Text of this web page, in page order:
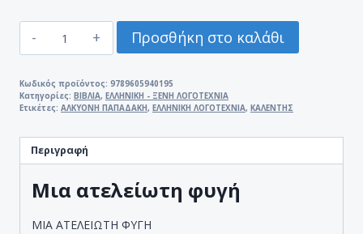
ΑΤΕΛΕΙΩΤΗ
ποσότητα
Προσθήκη στο καλάθι
Κωδικός προϊόντος: 9789605940195
Κατηγορίες: ΒΙΒΛΙΑ, ΕΛΛΗΝΙΚΗ - ΞΕΝΗ ΛΟΓΟΤΕΧΝΙΑ
Ετικέτες: ΑΛΚΥΟΝΗ ΠΑΠΑΔΑΚΗ, ΕΛΛΗΝΙΚΗ ΛΟΓΟΤΕΧΝΙΑ, ΚΑΛΕΝΤΗΣ
Περιγραφή
Μια ατελείωτη φυγή
ΜΙΑ ΑΤΕΛΕΙΩΤΗ ΦΥΓΗ